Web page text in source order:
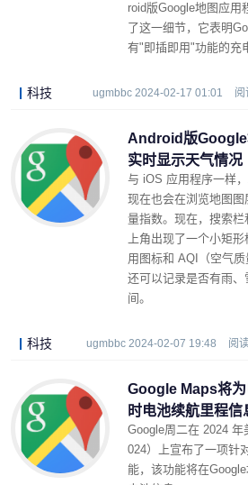
roid版Google地图应用
了这一细节，它表明
有"即插即用"功能的充
科技 ugmbbc 2024-02-17 01:01
Android版Google
实时显示天气情况
与 iOS 应用程序一样
现在也会在浏览地图
量指数。现在，搜索
上角出现了一个小矩
用图标和 AQI（空气
还可以记录是否有雨
间。
科技 ugmbbc 2024-02-07 19:48 阅
Google Maps将
时电池续航里程信
Google周二在 2024
024）上宣布了一项针
能，该功能将在